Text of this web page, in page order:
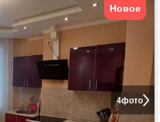
4фото
Новое